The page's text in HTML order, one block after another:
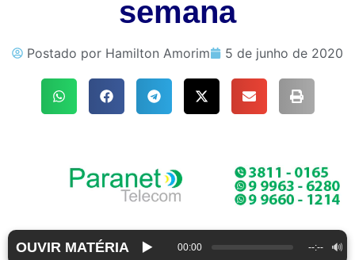
semana
Postado por Hamilton Amorim 5 de junho de 2020
OUVIR MATÉRIA ▶️ 00:00 --:-- 🔊